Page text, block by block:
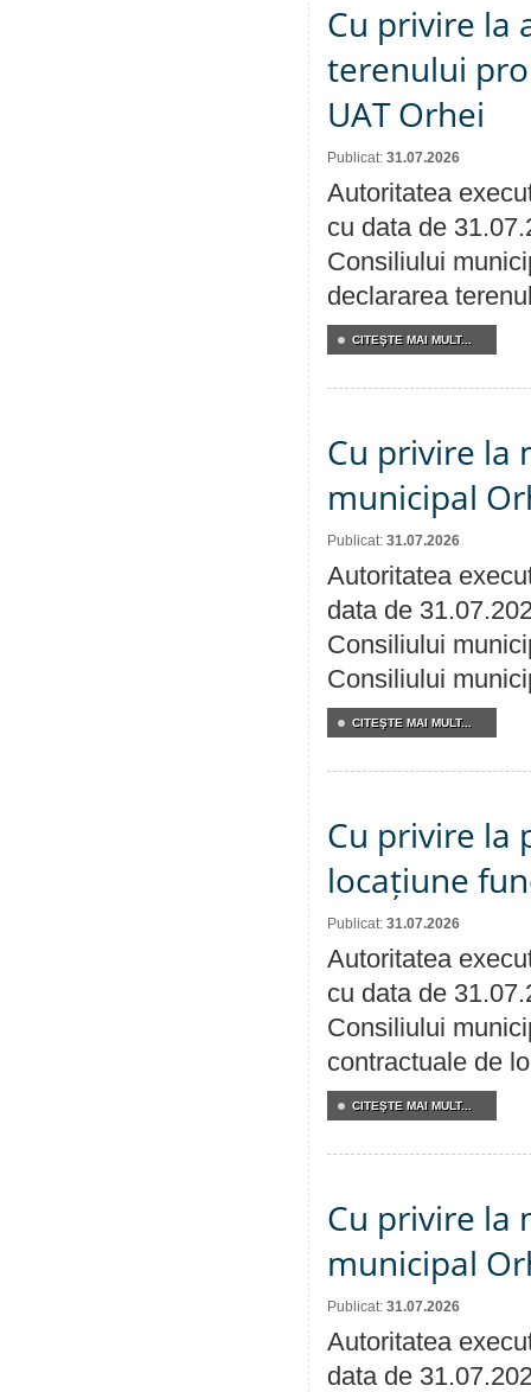
Cu privire la
terenului
UAT Orhei
Publicat: 31.07.2026
Autoritatea
cu data de
Consiliului
declararea
CITEŞTE MAI MULT...
Cu privire la
municipal
Publicat: 31.07.2026
Autoritatea
data de
Consiliului
Consiliului
CITEŞTE MAI MULT...
Cu privire la
locațiune
Publicat: 31.07.2026
Autoritatea
cu data de
Consiliului
contractuale de
CITEŞTE MAI MULT...
Cu privire la
municipal
Publicat: 31.07.2026
Autoritatea
data de